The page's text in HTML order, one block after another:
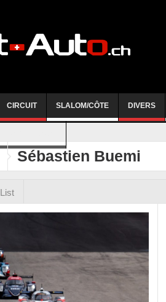
CIRCUIT SLALOM/CÔTE DIVERS
Sébastien Buemi
List